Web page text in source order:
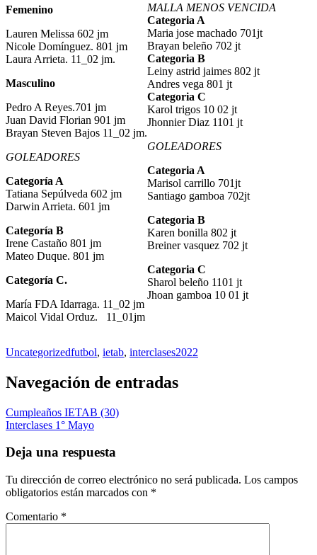
Femenino
Lauren Melissa 602 jm
Nicole Domínguez. 801 jm
Laura Arrieta. 11_02 jm.
Masculino
Pedro A Reyes.701 jm
Juan David Florian 901 jm
Brayan Steven Bajos 11_02 jm.
GOLEADORES
Categoría A
Tatiana Sepúlveda 602 jm
Darwin Arrieta. 601 jm
Categoría B
Irene Castaño 801 jm
Mateo Duque. 801 jm
Categoría C.
María FDA Idarraga. 11_02 jm
Maicol Vidal Orduz. 11_01jm
MALLA MENOS VENCIDA
Categoria A
Maria jose machado 701jt
Brayan beleño 702 jt
Categoria B
Leiny astrid jaimes 802 jt
Andres vega 801 jt
Categoria C
Karol trigos 10 02 jt
Jhonnier Diaz 1101 jt
GOLEADORES
Categoria A
Marisol carrillo 701jt
Santiago gamboa 702jt
Categoria B
Karen bonilla 802 jt
Breiner vasquez 702 jt
Categoria C
Sharol beleño 1101 jt
Jhoan gamboa 10 01 jt
Uncategorizedfutbol, ietab, interclases2022
Navegación de entradas
Cumpleaños IETAB (30)
Interclases 1° Mayo
Deja una respuesta
Tu dirección de correo electrónico no será publicada. Los campos
obligatorios están marcados con *
Comentario *